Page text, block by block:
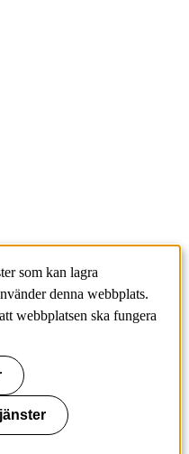
som kan lagra
denna webbplats.
webbplatsen ska fungera